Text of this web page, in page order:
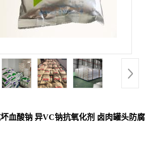
血酸钠 异VC钠抗氧化剂 卤肉罐头防腐